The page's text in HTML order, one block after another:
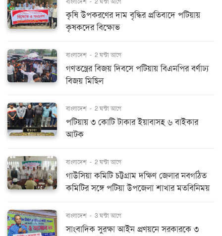
বাংলাদেশ - 2 ঘন্টা আগে
কৃষি উপকরণের দাম বৃদ্ধির প্রতিবাদে পটিয়ায়
কৃষকদের বিক্ষোভ
বাংলাদেশ - 2 ঘন্টা আগে
গণতন্ত্রের বিজয় দিবসে পটিয়ায় বিএনপির বর্ণাঢ্য
বিজয় মিছিল
বাংলাদেশ - 2 ঘন্টা আগে
পটিয়ায় ৩ কোটি টাকার ইয়াবাসহ ৬ বাইকার
আটক
বাংলাদেশ - 2 ঘন্টা আগে
গাউসিয়া কমিটি চট্টগ্রাম দক্ষিণ জেলার নবগঠিত
কমিটির সঙ্গে পটিয়া উপজেলা শাখার মতবিনিময়
বাংলাদেশ - 3 ঘন্টা আগে
সাংবাদিক সুরক্ষা আইন প্রণয়নে সরকারকে ৩